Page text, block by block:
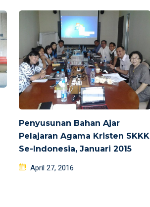
Penyusunan Bahan Ajar
Pelajaran Agama Kristen SKKK
Se-Indonesia, Januari 2015
Posted
April 27, 2016